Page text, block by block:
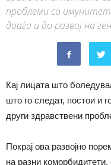
проблеми со
доаѓа и до развој на
Кај лицата што
што го следат, постои и
други здравствени
Покрај ова развојно
на разни